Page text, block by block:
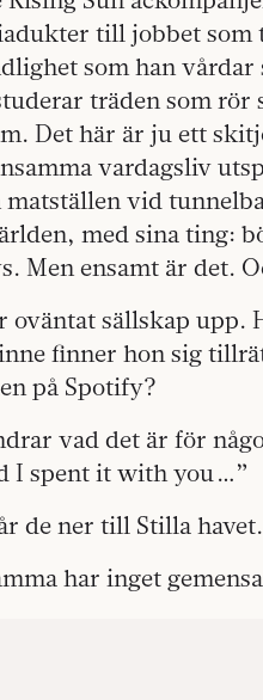
till jobbet som
som han
träden som
Det här är ju ett
vardagsliv
matställen vid
med sina ting:
Men ensamt är det.
oväntat sällskap upp.
finner hon sig
på Spotify?
vad det är för
I spent it with you …”
de ner till Stilla havet.
har inget